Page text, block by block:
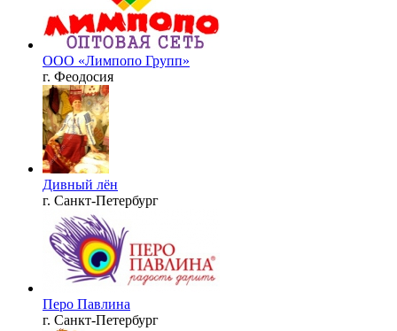
ООО «Лимпопо Групп»
г. Феодосия
Дивный лён
г. Санкт-Петербург
Перо Павлина
г. Санкт-Петербург